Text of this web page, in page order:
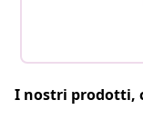
I nostri prodotti,